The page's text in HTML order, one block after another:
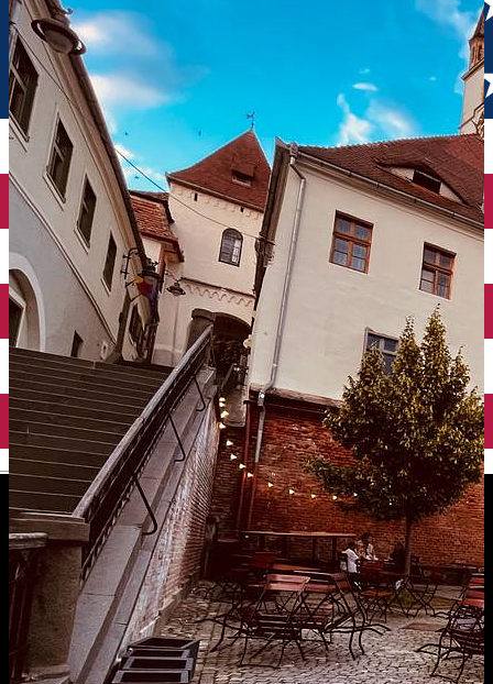
English